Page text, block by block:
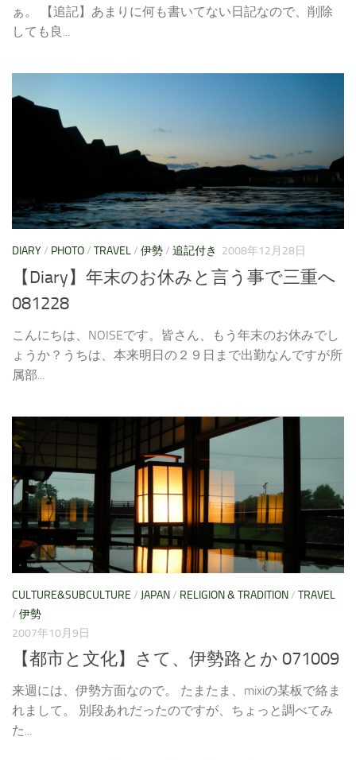
ぁ。 【追記】あまりに何も書いてない日記なので、削除
しても良...
DIARY/ PHOTO/ TRAVEL/ 伊勢/ 追記付き 2008年12月28日
【Diary】年末のお休みと言う事で三重へ
081228
こんにちは、NOISEです。皆さん、もう年末のお休みでし
ょうか？うちは、本来明日の２９日まで出勤なんですが所
属部...
CULTURE&SUBCULTURE / JAPAN/ RELIGION & TRADITION/ TRAVEL
/ 伊勢
2007年10月9日
【都市と文化】さて、伊勢路とか 071009
来週には、伊勢方面なので。 たまたま、mixiの某板で絡ま
れまして。 別段あれだったのですが、ちょっと調べてみ
た...